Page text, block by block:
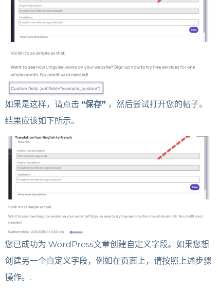
如果是这样，请点击 “保存” ，然后尝试打开您的帖子。
结果应该如下所示。
您已成功为 WordPress文章创建自定义字段。如果您想
创建另一个自定义字段，例如在页面上，请按照上述步骤
操作。.